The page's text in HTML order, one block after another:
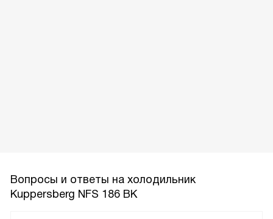
Вопросы и ответы на холодильник
Kuppersberg NFS 186 BK